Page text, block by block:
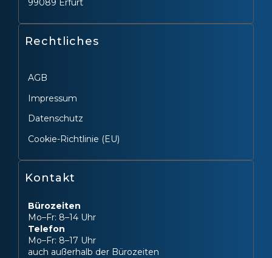
Rechtliches
AGB
Impressum
Datenschutz
Cookie-Richtlinie (EU)
Kontakt
Bürozeiten
Mo–Fr: 8–14 Uhr
Telefon
Mo–Fr: 8–17 Uhr
auch außerhalb der Bürozeiten